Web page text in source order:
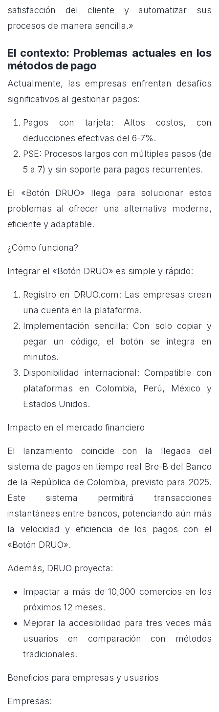
satisfacción del cliente y automatizar sus
procesos de manera sencilla.»
El contexto: Problemas actuales en los
métodos de pago
Actualmente, las empresas enfrentan desafíos
significativos al gestionar pagos:
Pagos con tarjeta: Altos costos, con
deducciones efectivas del 6-7%.
PSE: Procesos largos con múltiples pasos (de
5 a 7) y sin soporte para pagos recurrentes.
El «Botón DRUO» llega para solucionar estos
problemas al ofrecer una alternativa moderna,
eficiente y adaptable.
¿Cómo funciona?
Integrar el «Botón DRUO» es simple y rápido:
Registro en DRUO.com: Las empresas crean
una cuenta en la plataforma.
Implementación sencilla: Con solo copiar y
pegar un código, el botón se integra en
minutos.
Disponibilidad internacional: Compatible con
plataformas en Colombia, Perú, México y
Estados Unidos.
Impacto en el mercado financiero
El lanzamiento coincide con la llegada del
sistema de pagos en tiempo real Bre-B del Banco
de la República de Colombia, previsto para 2025.
Este sistema permitirá transacciones
instantáneas entre bancos, potenciando aún más
la velocidad y eficiencia de los pagos con el
«Botón DRUO».
Además, DRUO proyecta:
Impactar a más de 10,000 comercios en los
próximos 12 meses.
Mejorar la accesibilidad para tres veces más
usuarios en comparación con métodos
tradicionales.
Beneficios para empresas y usuarios
Empresas: